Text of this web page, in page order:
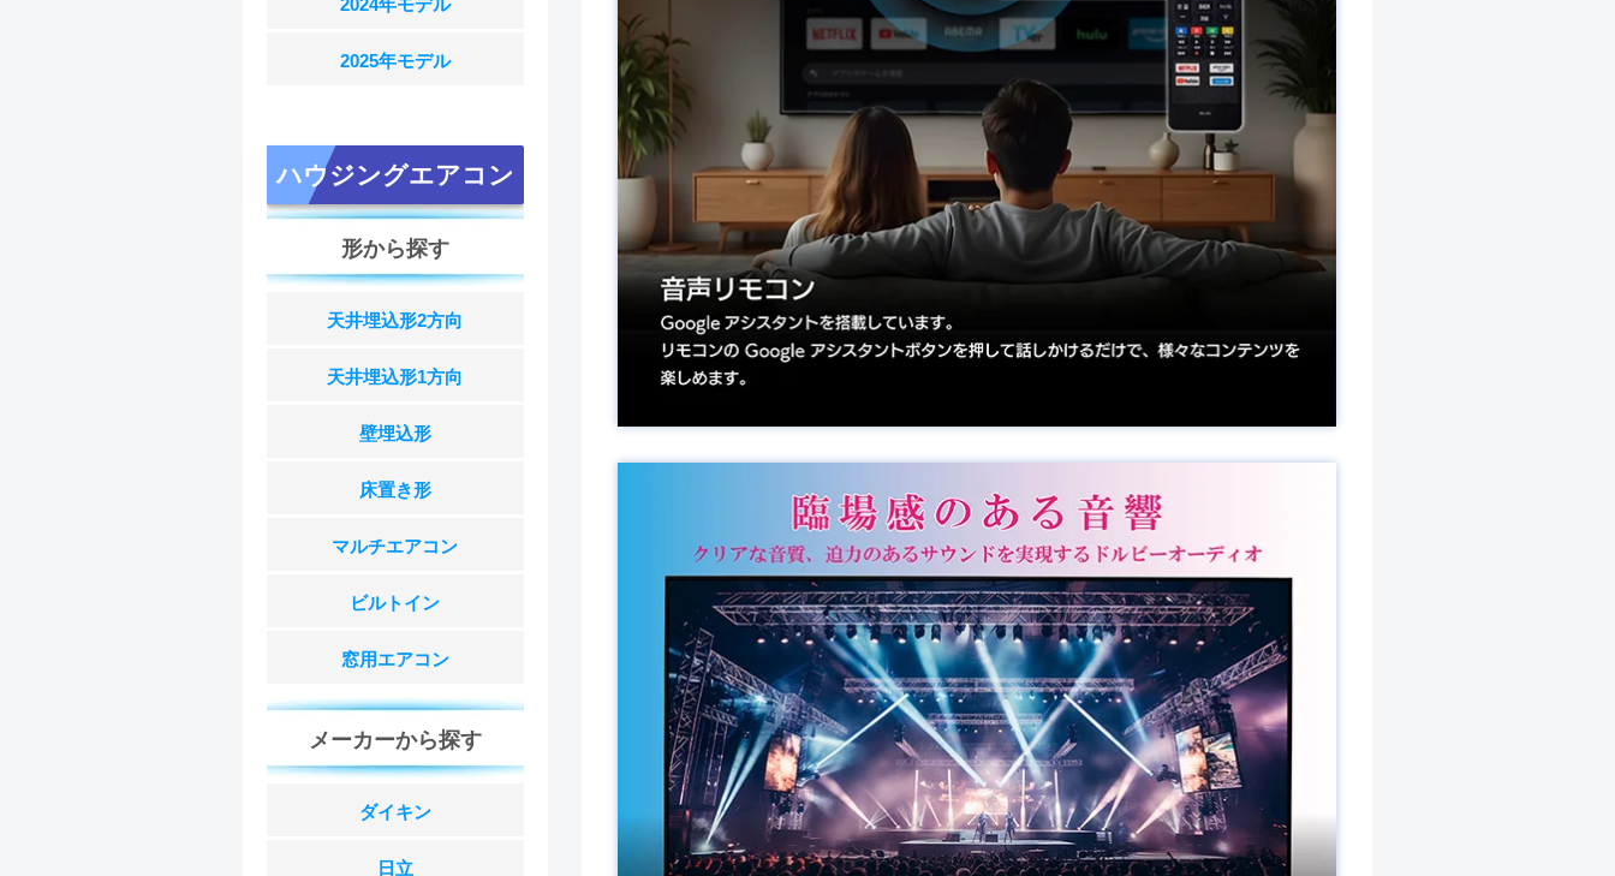
2024年モデル
2025年モデル
ハウジングエアコン
形から探す
天井埋込形2方向
天井埋込形1方向
壁埋込形
床置き形
マルチエアコン
ビルトイン
窓用エアコン
メーカーから探す
ダイキン
日立